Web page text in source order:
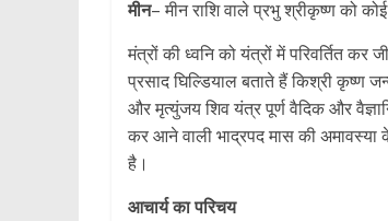
मीन– मीन राशि वाले प्रभु श्रीकृष्ण को
मंत्रों की ध्वनि को यंत्रों में परिवर्तित
प्रसाद घिल्डियाल बताते हैं किश्री कृष्ण
और मृत्युंजय शिव यंत्र पूर्ण वैदिक और
कर आने वाली भाद्रपद मास की अमावस्या
है।
आचार्य का परिचय